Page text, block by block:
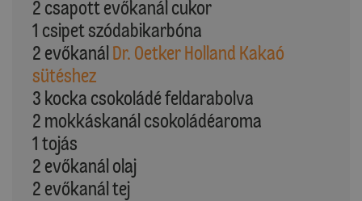
2 csapott evőkanál cukor
1 csipet szódabikarbóna
2 evőkanálDr. Oetker Holland Kakaó
sütéshez
3 kocka csokoládé feldarabolva
2 mokkáskanál csokoládéaroma
1 tojás
2 evőkanál olaj
2 evőkanál tej